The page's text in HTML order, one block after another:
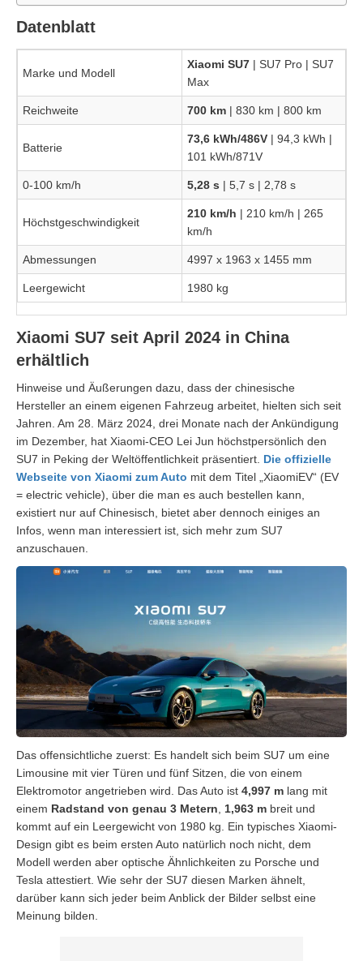
Datenblatt
Marke und Modell
Xiaomi SU7 | SU7 Pro | SU7
Max
Reichweite 700 km | 830 km | 800 km
Batterie
73,6 kWh/486V | 94,3 kWh |
101 kWh/871V
0-100 km/h 5,28 s | 5,7 s | 2,78 s
Höchstgeschwindigkeit
210 km/h | 210 km/h | 265
km/h
Abmessungen 4997 x 1963 x 1455 mm
Leergewicht 1980 kg
Xiaomi SU7 seit April 2024 in China
erhältlich
Hinweise und Äußerungen dazu, dass der chinesische
Hersteller an einem eigenen Fahrzeug arbeitet, hielten sich seit
Jahren. Am 28. März 2024, drei Monate nach der Ankündigung
im Dezember, hat Xiaomi-CEO Lei Jun höchstpersönlich den
SU7 in Peking der Weltöffentlichkeit präsentiert. Die offizielle
Webseite von Xiaomi zum Auto mit dem Titel „XiaomiEV“ (EV
= electric vehicle), über die man es auch bestellen kann,
existiert nur auf Chinesisch, bietet aber dennoch einiges an
Infos, wenn man interessiert ist, sich mehr zum SU7
anzuschauen.
Das offensichtliche zuerst: Es handelt sich beim SU7 um eine
Limousine mit vier Türen und fünf Sitzen, die von einem
Elektromotor angetrieben wird. Das Auto ist 4,997 m lang mit
einem Radstand von genau 3 Metern 1,963 m breit und
kommt auf ein Leergewicht von 1980 kg. Ein typisches Xiaomi-
Design gibt es beim ersten Auto natürlich noch nicht, dem
Modell werden aber optische Ähnlichkeiten zu Porsche und
Tesla attestiert. Wie sehr der SU7 diesen Marken ähnelt,
darüber kann sich jeder beim Anblick der Bilder selbst eine
Meinung bilden.